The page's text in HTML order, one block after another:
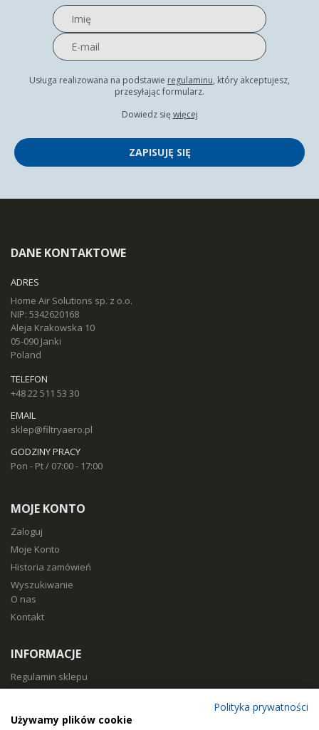
Usługa realizowana na podstawie regulaminu, który akceptujesz,
przesyłając formularz.
Dowiedz się więcej
ZAPISUJĘ SIĘ
DANE KONTAKTOWE
ADRES
Home Air Solutions sp. z o.o.
NIP: 5342620168
Aleja Krakowska 10
05-090 Janki
Poland
TELEFON
+48 22 511 53 30
EMAIL
sklep@filtryaero.pl
GODZINY PRACY
Pon - Pt / 07:00 - 17:00
MOJE KONTO
Zaloguj
Moje Konto
Historia zamówień
Wyszukiwanie
O nas
Kontakt
INFORMACJE
Regulamin sklepu
Polityka prywatności
Używamy plików cookie